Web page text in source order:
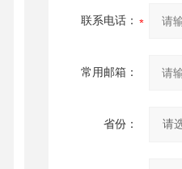
联系电话：
常用邮箱：
省份：